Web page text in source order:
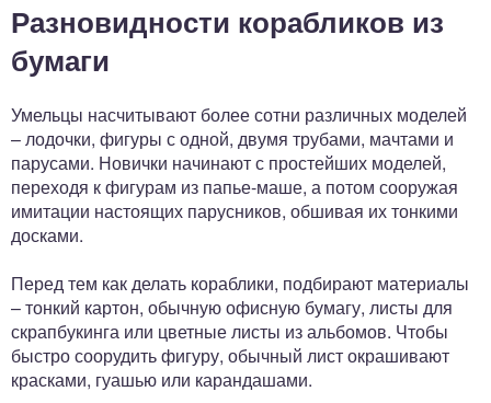
Разновидности корабликов из
бумаги
Умельцы насчитывают более сотни различных моделей
– лодочки, фигуры с одной, двумя трубами, мачтами и
парусами. Новички начинают с простейших моделей,
переходя к фигурам из папье-маше, а потом сооружая
имитации настоящих парусников, обшивая их тонкими
досками.
Перед тем как делать кораблики, подбирают материалы
– тонкий картон, обычную офисную бумагу, листы для
скрапбукинга или цветные листы из альбомов. Чтобы
быстро соорудить фигуру, обычный лист окрашивают
красками, гуашью или карандашами.